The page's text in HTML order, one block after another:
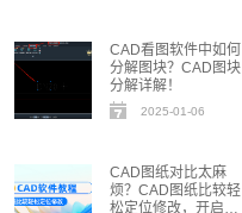
CAD看图软件中如何
分解图块？CAD图块
分解详解！
2025-01-06
CAD图纸对比太麻
烦？CAD图纸比较轻
松定位修改，开启高